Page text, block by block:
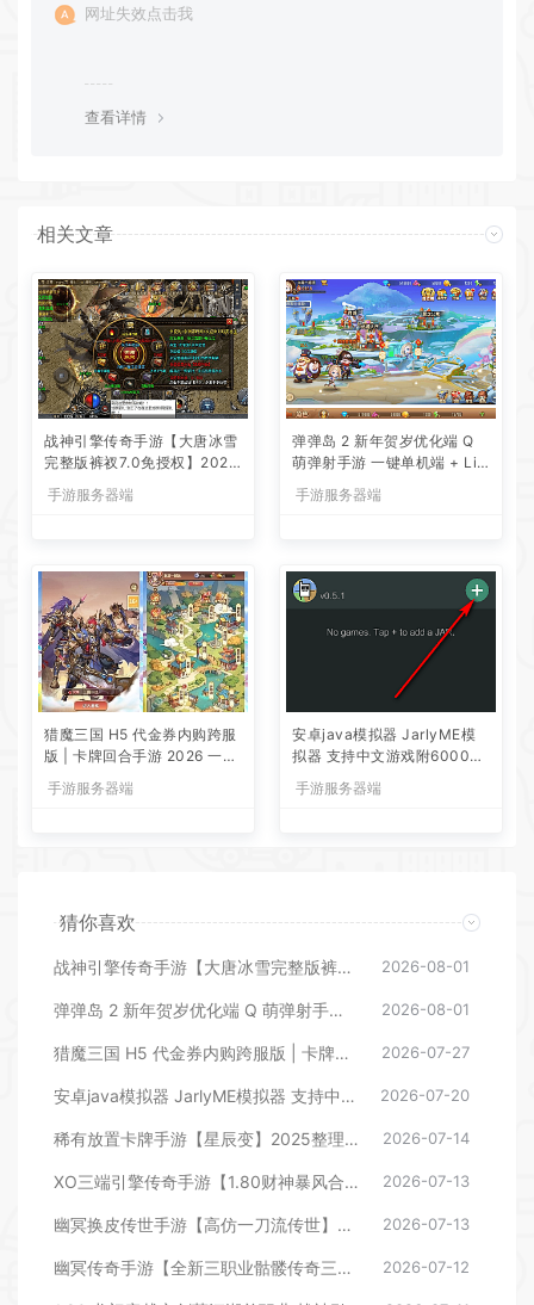
网址失效点击我
查看详情
相关文章
战神引擎传奇手游【大唐冰雪
完整版裤衩7.0免授权】2026
整理特色服务端+寒冬之城
+万象古城+天威大陆+大唐盛
手游服务器端
弹弹岛 2 新年贺岁优化端 Q
萌弹射手游 一键单机端 + Lin
ux 手工端 + GM 后台 + 安卓
iOS 双端带教程
手游服务器端
猎魔三国 H5 代金券内购跨服
版 | 卡牌回合手游 2026 一键
后台
手游服务器端
安卓java模拟器 JarlyME模
拟器 支持中文游戏附6000个j
手游服务器端
猜你喜欢
战神引擎传奇手游【大唐冰雪完整版裤衩7.0免授权】2026整理特色服务端+寒冬之城+万象古城+天威大陆+大唐盛世【站长亲测】 2026-08-01
弹弹岛 2 新年贺岁优化端 Q 萌弹射手游 一键单机端 + Linux 手工端 + GM 后台 + 安卓 iOS 双端带教程 2026-08-01
猎魔三国 H5 代金券内购跨服版 | 卡牌回合手游 2026 一键镜像端 Linux 服务端带 GM 后台 2026-07-27
安卓java模拟器 JarlyME模拟器 支持中文游戏附6000个java游戏 2026-07-20
稀有放置卡牌手游【星辰变】2025整理单机一键即玩镜像服务端（赠Linux本地学习手工端+GM物品后台+教程）【站长亲测】 2026-07-14
XO三端引擎传奇手游【1.80财神暴风合击】2025整理复古服务端+幻魔天宫+焚天绝地+太初古矿【站长亲测】 2026-07-13
幽冥换皮传世手游【高仿一刀流传世】2025最新整理WIN系特色服务端+GM后台+教程【站长亲测】 2026-07-13
幽冥传奇手游【全新三职业骷髅传奇三大陆】2025最新整理WIN一键即玩服务端+三大陆+运营后台+GM后台【站长亲测】 2026-07-12